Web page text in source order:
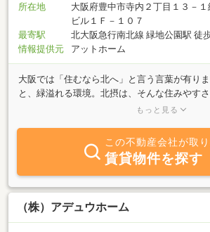
所在地
大阪府豊中市寺内２丁目１３－
ビル１Ｆ－１０７
最寄駅
北大阪急行南北線 緑地公園駅 徒
情報提供元
アットホーム
大阪では「住むなら北へ」と言う言葉が有り
と、緑溢れる環境。北摂は、そんな住みやす
す。お客様に寄り添った物件探し！ オリコン
談可！テナント物件、豊中市、吹田市、箕面
対応致しております。 それ以外の地域でもご
を始めたい方へ当社提携リフォーム会社もご
り、内装、外装のご相談、お見積もり等も併
お気軽にご相談下さいませ。北摂地域の物件
住宅サービス緑地千里ニュータウン店まで♪
もっと見る
この不動産会社が取り
賃貸物件を探す
（株）アデュウホーム